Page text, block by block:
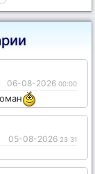
06-08-2026 00:00
05-08-2026 23:31